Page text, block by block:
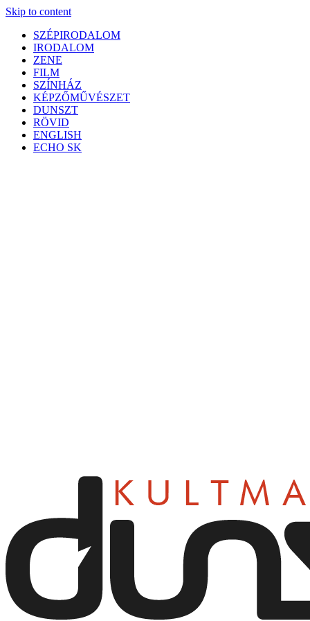
Skip to content
SZÉPIRODALOM
IRODALOM
ZENE
FILM
SZÍNHÁZ
KÉPZŐMŰVÉSZET
DUNSZT
RÖVID
ENGLISH
ECHO SK